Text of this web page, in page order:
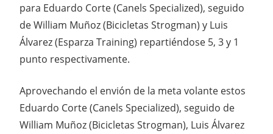
para Eduardo Corte (Canels Specialized), seguido
de William Muñoz (Bicicletas Strogman) y Luis
Álvarez (Esparza Training) repartiéndose 5, 3 y 1
punto respectivamente.
Aprovechando el envión de la meta volante estos
Eduardo Corte (Canels Specialized), seguido de
William Muñoz (Bicicletas Strogman), Luis Álvarez